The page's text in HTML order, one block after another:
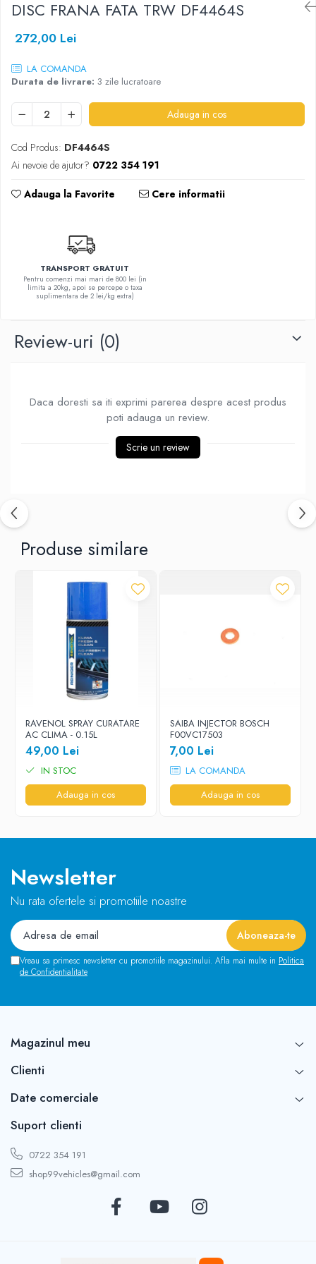
SHELL
USVO
DISC FRANA FATA TRW DF4464S
272,00 Lei
LA COMANDA
Durata de livrare: 3 zile lucratoare
Adauga in cos
Cod Produs: DF4464S
Ai nevoie de ajutor? 0722 354 191
Adauga la Favorite Cere informatii
TRANSPORT GRATUIT
Pentru comenzi mai mari de 800 lei (in
limita a 20kg, apoi se percepe o taxa
suplimentara de 2 lei/kg extra)
Review-uri (0)
Daca doresti sa iti exprimi parerea despre acest produs
poti adauga un review.
Scrie un review
Produse similare
RAVENOL SPRAY CURATARE
AC CLIMA - 0.15L
49,00 Lei
IN STOC
Adauga in cos
SAIBA INJECTOR BOSCH
F00VC17503
7,00 Lei
LA COMANDA
Adauga in cos
Newsletter
Nu rata ofertele si promotiile noastre
Vreau sa primesc newsletter cu promotiile magazinului. Afla mai multe in Politica
de Confidentialitate
Magazinul meu
Clienti
Date comerciale
Suport clienti
0722 354 191
shop99vehicles@gmail.com